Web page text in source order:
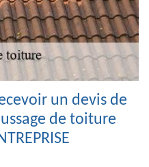
un devis de
de toiture